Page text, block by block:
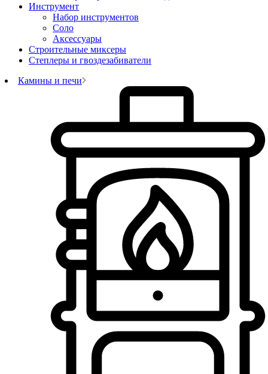
Инструмент
Набор инструментов
Соло
Аксессуары
Строительные миксеры
Степлеры и гвоздезабиватели
Камины и печи